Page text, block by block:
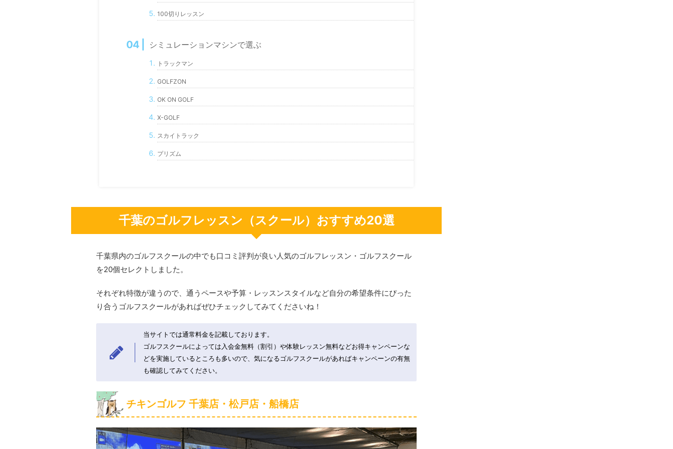
100切りレッスン
シミュレーションマシンで選ぶ
トラックマン
GOLFZON
OK ON GOLF
X-GOLF
スカイトラック
プリズム
千葉のゴルフレッスン（スクール）おすすめ20選
千葉県内のゴルフスクールの中でも口コミ評判が良い人気のゴルフレッスン・ゴルフスクール
を20個セレクトしました。
それぞれ特徴が違うので、通うペースや予算・レッスンスタイルなど自分の希望条件にぴった
り合うゴルフスクールがあればぜひチェックしてみてくださいね！
当サイトでは通常料金を記載しております。
ゴルフスクールによっては入会金無料（割引）や体験レッスン無料などお得キャンペーンな
どを実施しているところも多いので、気になるゴルフスクールがあればキャンペーンの有無
も確認してみてください。
チキンゴルフ 千葉店・松戸店・船橋店